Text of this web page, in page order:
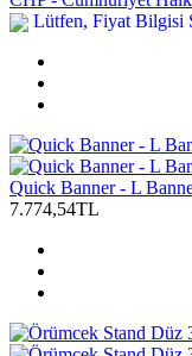
Lütfen, Fiyat Bilgisi
Quick Banner - L
7.774,54TL